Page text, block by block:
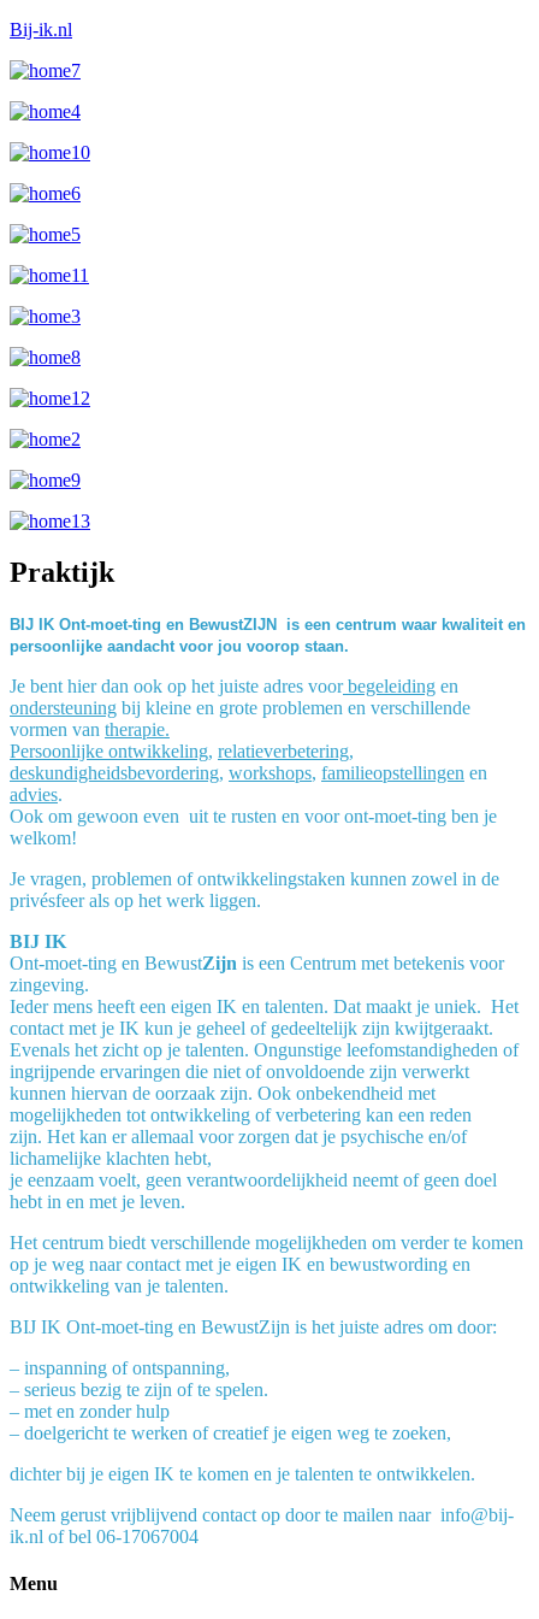
Bij-ik.nl
Praktijk
BIJ IK Ont-moet-ting en BewustZIJN is een centrum waar kwaliteit en
persoonlijke aandacht voor jou voorop staan.
Je bent hier dan ook op het juiste adres voorbegeleiding en
ondersteuning bij kleine en grote problemen en verschillende
vormen van therapie.
Persoonlijke ontwikkeling, relatieverbetering,
deskundigheidsbevordering, workshops, familieopstellingen en
advies.
Ook om gewoon even uit te rusten en voor ont-moet-ting ben je
welkom!
Je vragen, problemen of ontwikkelingstaken kunnen zowel in de
privésfeer als op het werk liggen.
BIJ IK
Ont-moet-ting en BewustZijn is een Centrum met betekenis voor
zingeving.
Ieder mens heeft een eigen IK en talenten. Dat maakt je uniek. Het
contact met je IK kun je geheel of gedeeltelijk zijn kwijtgeraakt.
Evenals het zicht op je talenten. Ongunstige leefomstandigheden of
ingrijpende ervaringen die niet of onvoldoende zijn verwerkt
kunnen hiervan de oorzaak zijn. Ook onbekendheid met
mogelijkheden tot ontwikkeling of verbetering kan een reden
zijn. Het kan er allemaal voor zorgen dat je psychische en/of
lichamelijke klachten hebt,
je eenzaam voelt, geen verantwoordelijkheid neemt of geen doel
hebt in en met je leven.
Het centrum biedt verschillende mogelijkheden om verder te komen
op je weg naar contact met je eigen IK en bewustwording en
ontwikkeling van je talenten.
BIJ IK Ont-moet-ting en BewustZijn is het juiste adres om door:
– inspanning of ontspanning,
– serieus bezig te zijn of te spelen.
– met en zonder hulp
– doelgericht te werken of creatief je eigen weg te zoeken,
dichter bij je eigen IK te komen en je talenten te ontwikkelen.
Neem gerust vrijblijvend contact op door te mailen naar info@bij-
ik.nl of bel 06-17067004
Menu